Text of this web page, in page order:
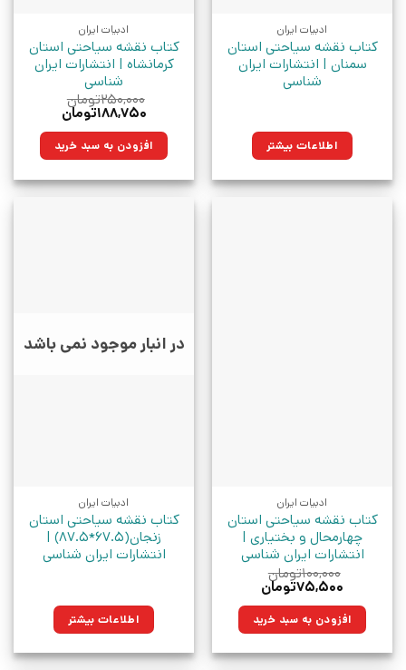
ادبیات ایران
کتاب نقشه سیاحتی استان
سمنان | انتشارات ایران
شناسی
اطلاعات بیشتر
ادبیات ایران
کتاب نقشه سیاحتی استان
کرمانشاه | انتشارات ایران
شناسی
۲۵۰,۰۰۰تومان
قیمت
۲۵۰,۰۰۰تومان
بود.
۱۸۸,۷۵۰تومان
۱۸۸,۷۵۰تومان.افزودن به سبد خرید
ادبیات ایران
کتاب نقشه سیاحتی استان
چهارمحال و بختیاری |
انتشارات ایران شناسی
۱۰۰,۰۰۰تومان
قیمت
۱۰۰,۰۰۰تومان
بود.
۷۵,۵۰۰تومان
۷۵,۵۰۰تومان.افزودن به سبد خرید
در انبار موجود نمی باشد
ادبیات ایران
کتاب نقشه سیاحتی استان
زنجان(67.5*87.5) |
انتشارات ایران شناسی
اطلاعات بیشتر